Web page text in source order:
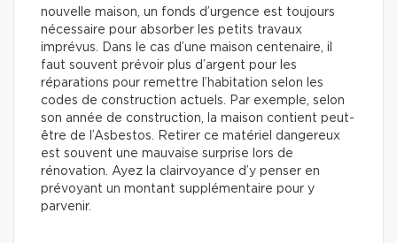
nouvelle maison, un fonds d’urgence est toujours
nécessaire pour absorber les petits travaux
imprévus. Dans le cas d’une maison centenaire, il
faut souvent prévoir plus d’argent pour les
réparations pour remettre l’habitation selon les
codes de construction actuels. Par exemple, selon
son année de construction, la maison contient peut-
être de l’Asbestos. Retirer ce matériel dangereux
est souvent une mauvaise surprise lors de
rénovation. Ayez la clairvoyance d’y penser en
prévoyant un montant supplémentaire pour y
parvenir.